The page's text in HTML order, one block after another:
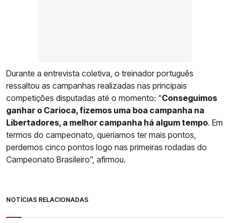
Durante a entrevista coletiva, o treinador português
ressaltou as campanhas realizadas nas principais
competições disputadas até o momento: “Conseguimos
ganhar o Carioca, fizemos uma boa campanha na
Libertadores, a melhor campanha há algum tempo. Em
termos do campeonato, queríamos ter mais pontos,
perdemos cinco pontos logo nas primeiras rodadas do
Campeonato Brasileiro”, afirmou.
NOTÍCIAS RELACIONADAS